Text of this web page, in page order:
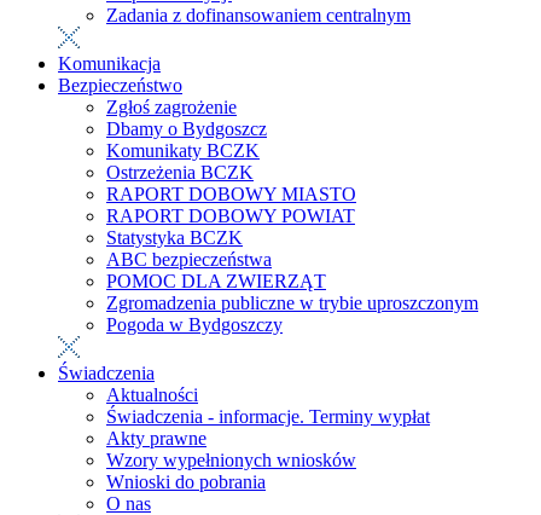
Zadania z dofinansowaniem centralnym
Komunikacja
Bezpieczeństwo
Zgłoś zagrożenie
Dbamy o Bydgoszcz
Komunikaty BCZK
Ostrzeżenia BCZK
RAPORT DOBOWY MIASTO
RAPORT DOBOWY POWIAT
Statystyka BCZK
ABC bezpieczeństwa
POMOC DLA ZWIERZĄT
Zgromadzenia publiczne w trybie uproszczonym
Pogoda w Bydgoszczy
Świadczenia
Aktualności
Świadczenia - informacje. Terminy wypłat
Akty prawne
Wzory wypełnionych wniosków
Wnioski do pobrania
O nas